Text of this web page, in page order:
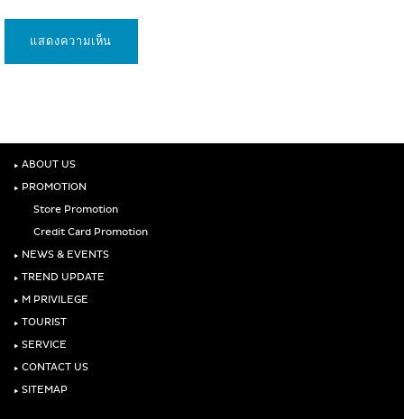
‣ ABOUT US
‣ PROMOTION
Store Promotion
Credit Card Promotion
‣ NEWS & EVENTS
‣ TREND UPDATE
‣ M PRIVILEGE
‣ TOURIST
‣ SERVICE
‣ CONTACT US
‣ SITEMAP